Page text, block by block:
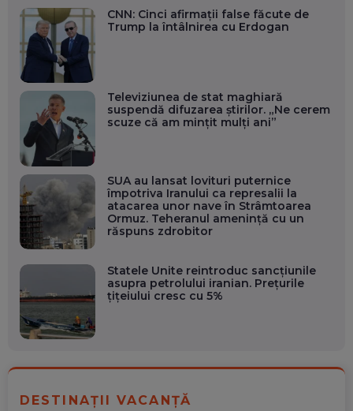
CNN: Cinci afirmații false făcute de
Trump la întâlnirea cu Erdogan
Televiziunea de stat maghiară
suspendă difuzarea știrilor. „Ne cerem
scuze că am mințit mulți ani”
SUA au lansat lovituri puternice
împotriva Iranului ca represalii la
atacarea unor nave în Strâmtoarea
Ormuz. Teheranul amenință cu un
răspuns zdrobitor
Statele Unite reintroduc sancțiunile
asupra petrolului iranian. Prețurile
țițeiului cresc cu 5%
DESTINAȚII VACANȚĂ